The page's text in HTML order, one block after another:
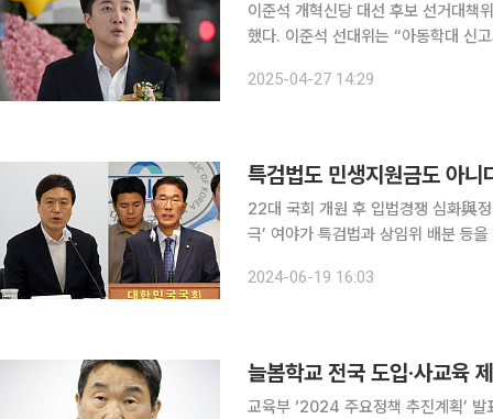
이준석 개혁신당 대선 후보 선거대책
했다. 이준석 선대위는 “아동학대 신고와 소송이 남발돼 현장 교사들의 교육활동이 크게 위축되고
△허위신고 무고죄 처벌 강화 등을 구
2025-04-27 14:29
특검법도 민생지원금도 아니
22대 국회 개원 후 입법경쟁 심화與정
극’ 여야가 특검법과 상임위 배분 등을 놓고 연일 극한 대립을 이어가고 있지만, 정작 국민들의 관심
2024-06-19 16:03
늘봄학교 전국 도입·사교육
교육부 ‘2024 주요정책 추진계획’ 발표이주